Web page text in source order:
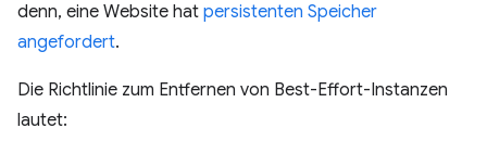
denn, eine Website hat persistenten Speicher
angefordert.
Die Richtlinie zum Entfernen von Best-Effort-Instanzen
lautet: